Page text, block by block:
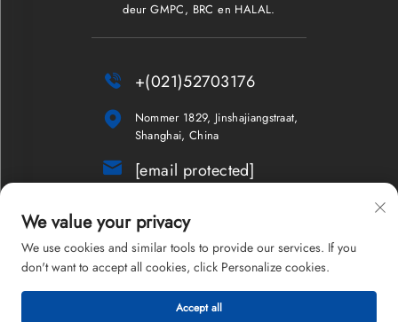
deur GMPC, BRC en HALAL.
 +(021)52703176

Nommer 1829, Jinshajiangstraat,
Shanghai, China
 [email protected]
Nuusbrief
Kopiereg © 2026 Shanghai Maxam Company Limited. Alle regte
We value your privacy
We use cookies and similar tools to provide our services. If you
don't want to accept all cookies, click Personalize cookies.
Accept all